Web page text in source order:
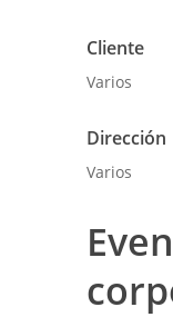
Cliente
Varios
Dirección
Varios